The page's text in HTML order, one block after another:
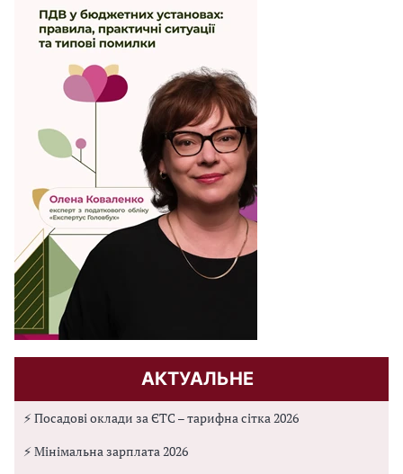
АКТУАЛЬНЕ
⚡ Посадові оклади за ЄТС – тарифна сітка 2026
⚡ Мінімальна зарплата 2026